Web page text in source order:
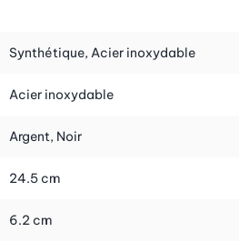
couteau peut se transformer en
qui font de vos woks des
parfaitement en main et la base
designers de Microplane ont
les mains, pour que vous
Synthétique, Acier inoxydable
Acier inoxydable
Argent, Noir
24.5 cm
6.2 cm